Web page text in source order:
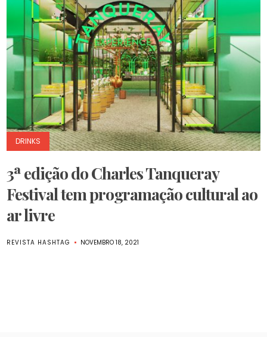
DRINKS
3ª edição do Charles Tanqueray
Festival tem programação cultural ao
ar livre
REVISTA HASHTAG NOVEMBRO 18, 2021